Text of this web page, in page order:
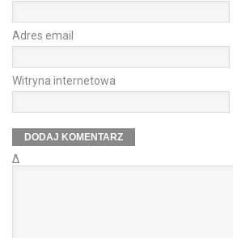
Adres email
Witryna internetowa
Δ